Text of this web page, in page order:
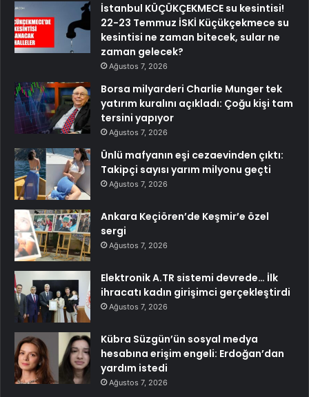
İstanbul KÜÇÜKÇEKMECE su kesintisi!
22-23 Temmuz İSKİ Küçükçekmece su
kesintisi ne zaman bitecek, sular ne
zaman gelecek?
Ağustos 7, 2026
Borsa milyarderi Charlie Munger tek
yatırım kuralını açıkladı: Çoğu kişi tam
tersini yapıyor
Ağustos 7, 2026
Ünlü mafyanın eşi cezaevinden çıktı:
Takipçi sayısı yarım milyonu geçti
Ağustos 7, 2026
Ankara Keçiören’de Keşmir’e özel
sergi
Ağustos 7, 2026
Elektronik A.TR sistemi devrede… İlk
ihracatı kadın girişimci gerçekleştirdi
Ağustos 7, 2026
Kübra Süzgün’ün sosyal medya
hesabına erişim engeli: Erdoğan’dan
yardım istedi
Ağustos 7, 2026